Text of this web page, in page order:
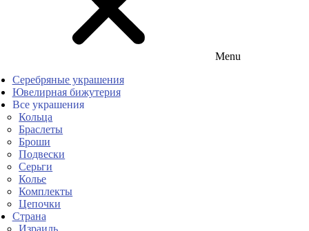
Menu
Серебряные украшения
Ювелирная бижутерия
Все украшения
Кольца
Браслеты
Броши
Подвески
Серьги
Колье
Комплекты
Цепочки
Страна
Израиль